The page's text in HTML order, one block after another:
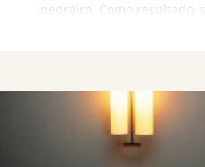
pedreiro. Como resultado,